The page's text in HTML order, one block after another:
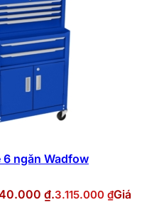
ngăn Wadfow
₫.3.115.000 ₫Giá